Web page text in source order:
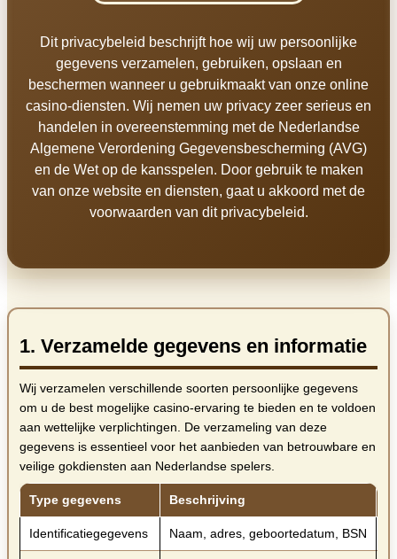
Dit privacybeleid beschrijft hoe wij uw persoonlijke
gegevens verzamelen, gebruiken, opslaan en
beschermen wanneer u gebruikmaakt van onze online
casino-diensten. Wij nemen uw privacy zeer serieus en
handelen in overeenstemming met de Nederlandse
Algemene Verordening Gegevensbescherming (AVG)
en de Wet op de kansspelen. Door gebruik te maken
van onze website en diensten, gaat u akkoord met de
voorwaarden van dit privacybeleid.
1. Verzamelde gegevens en informatie
Wij verzamelen verschillende soorten persoonlijke gegevens
om u de best mogelijke casino-ervaring te bieden en te voldoen
aan wettelijke verplichtingen. De verzameling van deze
gegevens is essentieel voor het aanbieden van betrouwbare en
veilige gokdiensten aan Nederlandse spelers.
Type gegevens Beschrijving
Identificatiegegevens Naam, adres, geboortedatum, BSN